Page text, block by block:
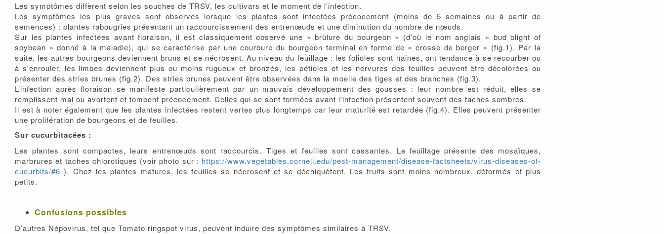
Les symptômes diffèrent selon les souches de TRSV, les cultivars et le moment de l’infection.
Les symptômes les plus graves sont observés lorsque les plantes sont infectées précocement (moins de 5 semaines ou à partir de
semences) : plantes rabougries présentant un raccourcissement des entrenœuds et une diminution du nombre de nœuds.
Sur les plantes infectées avant floraison, il est classiquement observé une « brûlure du bourgeon » (d’où le nom anglais « bud blight of
soybean » donné à la maladie), qui se caractérise par une courbure du bourgeon terminal en forme de « crosse de berger » (fig.1). Par la
suite, les autres bourgeons deviennent bruns et se nécrosent. Au niveau du feuillage : les folioles sont naines, ont tendance à se recourber ou
à s'enrouler, les limbes deviennent plus ou moins rugueux et bronzés, les pétioles et les nervures des feuilles peuvent être décolorées ou
présenter des stries brunes (fig.2). Des stries brunes peuvent être observées dans la moelle des tiges et des branches (fig.3).
L’infection après floraison se manifeste particulièrement par un mauvais développement des gousses : leur nombre est réduit, elles se
remplissent mal ou avortent et tombent précocement. Celles qui se sont formées avant l'infection présentent souvent des taches sombres.
Il est à noter également que les plantes infectées restent vertes plus longtemps car leur maturité est retardée (fig.4). Elles peuvent présenter
une prolifération de bourgeons et de feuilles.
Sur cucurbitacées :
Les plantes sont compactes, leurs entrenœuds sont raccourcis. Tiges et feuilles sont cassantes. Le feuillage présente des mosaïques,
marbrures et taches chlorotiques (voir photo sur : https://www.vegetables.cornell.edu/pest-management/disease-factsheets/virus-diseases-of-
cucurbits/#6 ). Chez les plantes matures, les feuilles se nécrosent et se déchiquètent. Les fruits sont moins nombreux, déformés et plus
petits.
Confusions possibles
D’autres Népovirus, tel que Tomato ringspot virus, peuvent induire des symptômes similaires à TRSV.